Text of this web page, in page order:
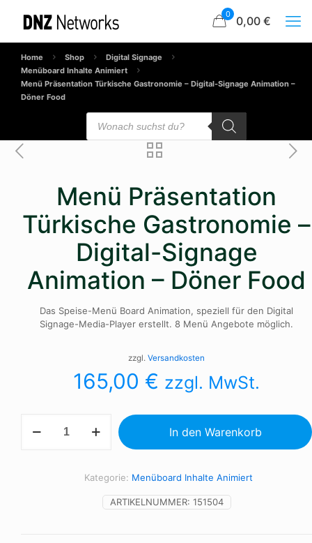
0 0,00 €
Home Shop
Digital Signage
Menüboard Inhalte Animiert
Menü Präsentation Türkische Gastronomie – Digital-Signage Animation –
Döner Food
Products
search
Menü Präsentation
Türkische Gastronomie –
Digital-Signage
Animation – Döner Food
Das Speise-Menü Board Animation, speziell für den Digital
Signage-Media-Player erstellt. 8 Menü Angebote möglich.
zzgl. Versandkosten
165,00 € zzgl. MwSt.
Präsentation
In den Warenkorb
ARTIKELNUMMER: 151504
Kategorie: Menüboard Inhalte Animiert